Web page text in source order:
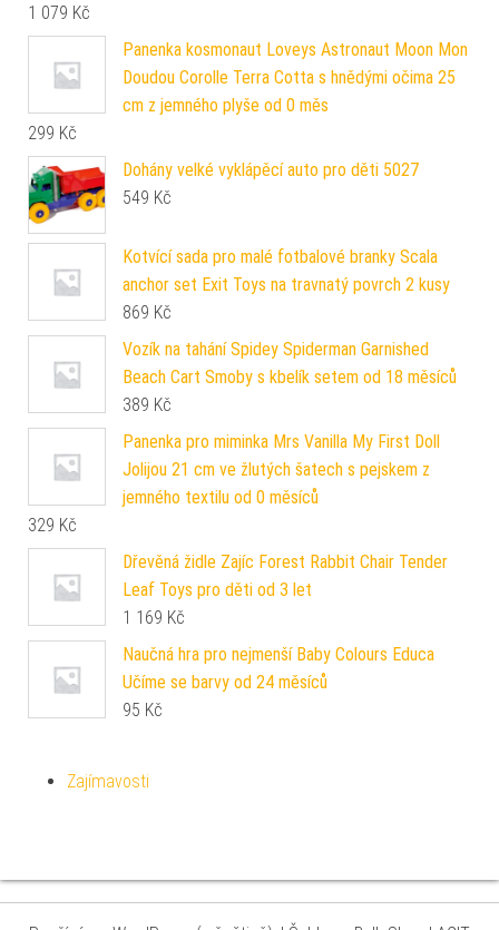
1 079 Kč
Panenka kosmonaut Loveys Astronaut Moon Mon
Doudou Corolle Terra Cotta s hnědými očima 25
cm z jemného plyše od 0 měs
299 Kč
Dohány velké vyklápěcí auto pro děti 5027
549 Kč
Kotvící sada pro malé fotbalové branky Scala
anchor set Exit Toys na travnatý povrch 2 kusy
869 Kč
Vozík na tahání Spidey Spiderman Garnished
Beach Cart Smoby s kbelík setem od 18 měsíců
389 Kč
Panenka pro miminka Mrs Vanilla My First Doll
Jolijou 21 cm ve žlutých šatech s pejskem z
jemného textilu od 0 měsíců
329 Kč
Dřevěná židle Zajíc Forest Rabbit Chair Tender
Leaf Toys pro děti od 3 let
1 169 Kč
Naučná hra pro nejmenší Baby Colours Educa
Učíme se barvy od 24 měsíců
95 Kč
Zajímavosti